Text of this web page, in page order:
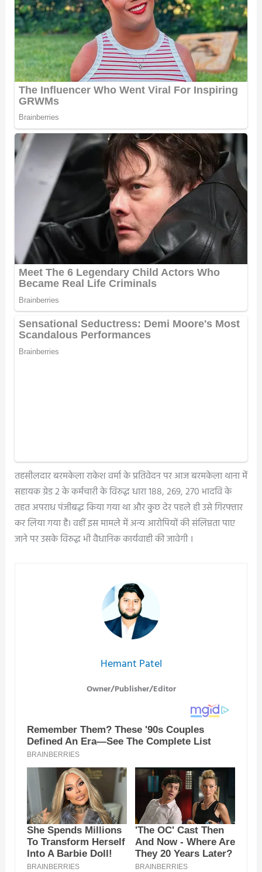
तहसीलदार बरमकेला राकेश वर्मा के प्रतिवेदन पर आज बरमकेला थाना में
सहायक ग्रेड 2 के कर्मचारी के विरुद्ध धारा 188, 269, 270 भादवि के
तहत अपराध पंजीबद्ध किया गया था और कुछ देर पहले ही उसे गिरफ्तार
कर लिया गया है। वहीं इस मामले में अन्य आरोपियों की संलिप्तता पाए
जाने पर उसके विरुद्ध भी वैधानिक कार्यवाही की जावेगी ।
Hemant Patel
Owner/Publisher/Editor